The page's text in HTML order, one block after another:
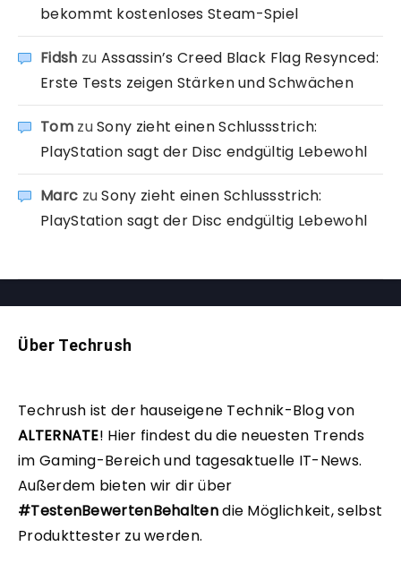
bekommt kostenloses Steam-Spiel
Fidsh zu Assassin’s Creed Black Flag Resynced:
Erste Tests zeigen Stärken und Schwächen
TomzuSony zieht einen Schlussstrich:
PlayStation sagt der Disc endgültig Lebewohl
Marc zuSony zieht einen Schlussstrich:
PlayStation sagt der Disc endgültig Lebewohl
Über Techrush
Techrush ist der hauseigene Technik-Blog von
ALTERNATE! Hier findest du die neuesten Trends
im Gaming-Bereich und tagesaktuelle IT-News.
Außerdem bieten wir dir über
#TestenBewertenBehaltendie Möglichkeit, selbst
Produkttester zu werden.